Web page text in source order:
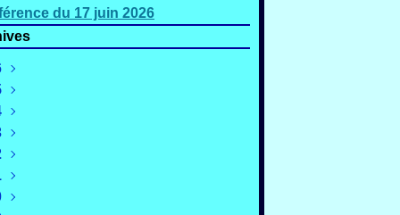
du 17 juin 2026
(2)